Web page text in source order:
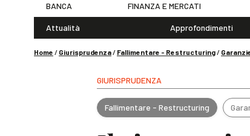
BANCA FINANZA E MERCATI
Attualità Approfondimenti
Home / Giurisprudenza/ Fallimentare - Restructuring/
GIURISPRUDENZA
Fallimentare - Restructuring